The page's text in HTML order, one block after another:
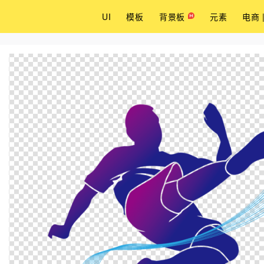
UI 模板 背景板 元素 电商